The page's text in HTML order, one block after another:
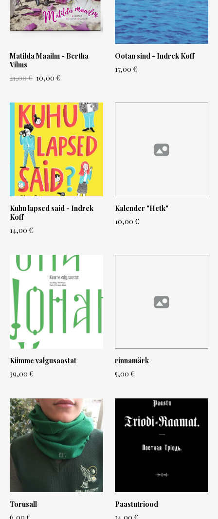
Matilda Maailm - Bertha
Vilms
21,00 € 10,00 €
Ootan sind - Indrek Koff
17,00 €
Kuhu lapsed said - Indrek
Koff
14,00 €
Kalender "Hetk"
10,00 €
Kümme valgusaastat
39,00 €
rinnamärk
5,00 €
Torusall
Paastutriood